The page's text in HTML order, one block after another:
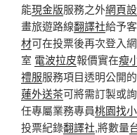
能現金版服務之外網頁
畫旅遊路線翻譯社給予
材可在投票後再次登入
室 電波拉皮報價實在瘦
禮服服務項目透明公開
蓮外送茶可將需訂製或
任專屬業務專員桃園找
投票紀錄翻譯社,將數量